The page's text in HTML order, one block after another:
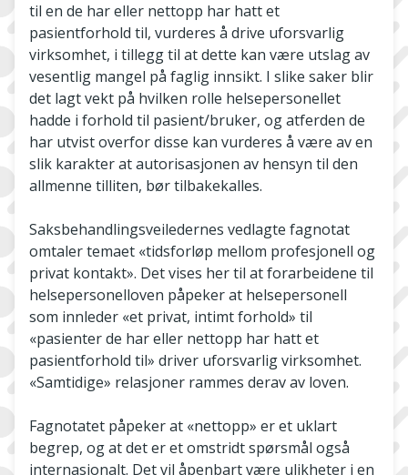
til en de har eller nettopp har hatt et
pasientforhold til, vurderes å drive uforsvarlig
virksomhet, i tillegg til at dette kan være utslag av
vesentlig mangel på faglig innsikt. I slike saker blir
det lagt vekt på hvilken rolle helsepersonellet
hadde i forhold til pasient/bruker, og atferden de
har utvist overfor disse kan vurderes å være av en
slik karakter at autorisasjonen av hensyn til den
allmenne tilliten, bør tilbakekalles.
Saksbehandlingsveiledernes vedlagte fagnotat
omtaler temaet «tidsforløp mellom profesjonell og
privat kontakt». Det vises her til at forarbeidene til
helsepersonelloven påpeker at helsepersonell
som innleder «et privat, intimt forhold» til
«pasienter de har eller nettopp har hatt et
pasientforhold til» driver uforsvarlig virksomhet.
«Samtidige» relasjoner rammes derav av loven.
Fagnotatet påpeker at «nettopp» er et uklart
begrep, og at det er et omstridt spørsmål også
internasjonalt. Det vil åpenbart være ulikheter i en